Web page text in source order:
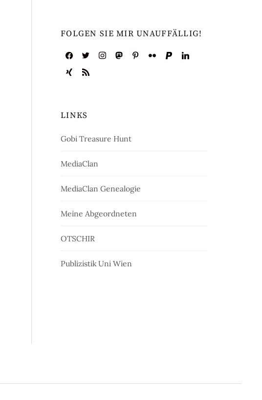
FOLGEN SIE MIR UNAUFFÄLLIG!
LINKS
Gobi Treasure Hunt
MediaClan
MediaClan Genealogie
Meine Abgeordneten
OTSCHIR
Publizistik Uni Wien